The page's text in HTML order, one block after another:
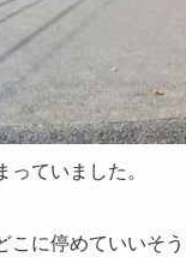
ていました。
こに停めていいそ